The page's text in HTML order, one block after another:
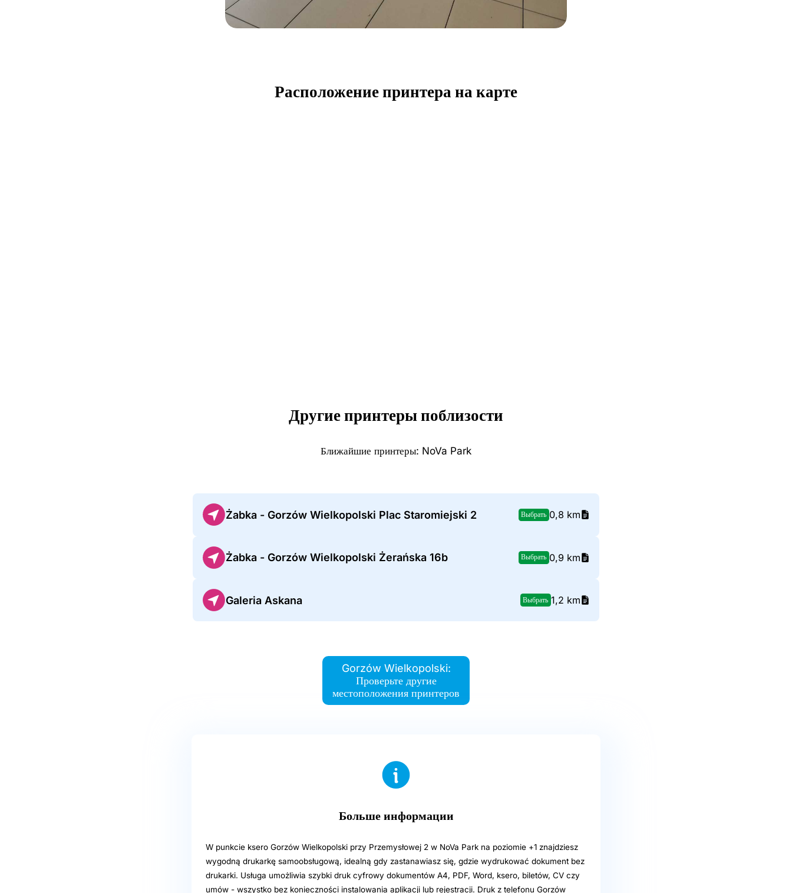
Расположение принтера на карте
Другие принтеры поблизости
Ближайшие принтеры: NoVa Park
Żabka - Gorzów Wielkopolski Plac Staromiejski 2 Выбрать 0,8 km
Żabka - Gorzów Wielkopolski Żerańska 16b Выбрать 0,9 km
Galeria Askana Выбрать 1,2 km
Gorzów Wielkopolski:
Проверьте другие
местоположения принтеров
Больше информации
W punkcie ksero Gorzów Wielkopolski przy Przemysłowej 2 w NoVa Park na poziomie +1 znajdziesz
wygodną drukarkę samoobsługową, idealną gdy zastanawiasz się, gdzie wydrukować dokument bez
drukarki. Usługa umożliwia szybki druk cyfrowy dokumentów A4, PDF, Word, ksero, biletów, CV czy
umów - wszystko bez konieczności instalowania aplikacji lub rejestracji. Druk z telefonu Gorzów